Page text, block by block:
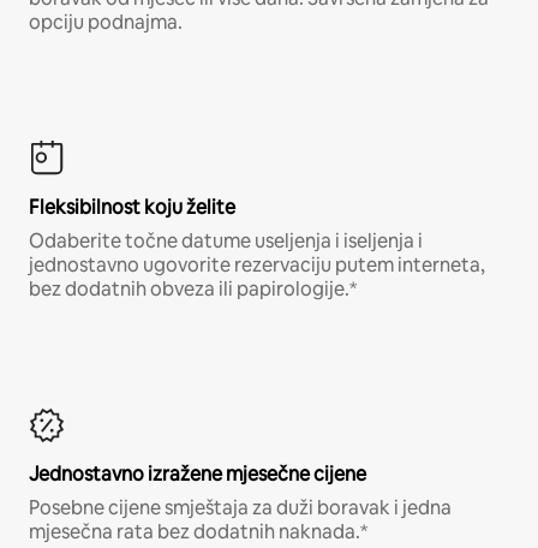
opciju podnajma.
Fleksibilnost koju želite
Odaberite točne datume useljenja i iseljenja i
jednostavno ugovorite rezervaciju putem interneta,
bez dodatnih obveza ili papirologije.*
Jednostavno izražene mjesečne cijene
Posebne cijene smještaja za duži boravak i jedna
mjesečna rata bez dodatnih naknada.*